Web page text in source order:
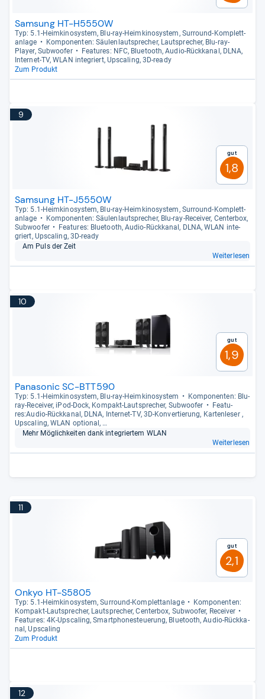
Samsung HT-H5550W
Typ: 5.1-​Heim­ki­no­sys­tem, Blu-​ray-​Heim­ki­no­sys­tem, Sur­round-​Kom­plett­
an­lage
Kom­po­nen­ten: Säu­len­laut­spre­cher, Laut­spre­cher, Blu-​ray-​
Player, Sub­woofer
Fea­tu­res: NFC, Blue­tooth, Audio-​Rück­ka­nal, DLNA,
Inter­net-​TV, WLAN inte­griert, Ups­ca­ling, 3D-​ready
Zum Produkt
9
Gut
1,8
Samsung HT-J5550W
Typ: 5.1-​Heim­ki­no­sys­tem, Blu-​ray-​Heim­ki­no­sys­tem, Sur­round-​Kom­plett­
an­lage
Kom­po­nen­ten: Säu­len­laut­spre­cher, Blu-​ray-​Recei­ver, Cen­ter­box,
Sub­woofer
Fea­tu­res: Blue­tooth, Audio-​Rück­ka­nal, DLNA, WLAN inte­
griert, Ups­ca­ling, 3D-​ready
Am Puls der Zeit
Weiterlesen
10
Gut
1,9
Panasonic SC-BTT590
Typ: 5.1-​Heim­ki­no­sys­tem, Blu-​ray-​Heim­ki­no­sys­tem
Kom­po­nen­ten: Blu-​
ray-​Recei­ver, iPod-​Dock, Kom­pakt-​Laut­spre­cher, Sub­woofer
Fea­tu­
res:Audio-​Rück­ka­nal, DLNA, Inter­net-​TV, 3D-​Kon­ver­tie­rung, Kar­ten­le­ser ,
Ups­ca­ling, WLAN optio­nal, …
Mehr Mög­lich­kei­ten dank inte­grier­tem WLAN
Weiterlesen
11
Gut
2,1
Onkyo HT-S5805
Typ: 5.1-​Heim­ki­no­sys­tem, Sur­round-​Kom­plett­an­lage
Kom­po­nen­ten:
Kom­pakt-​Laut­spre­cher, Laut­spre­cher, Cen­ter­box, Sub­woofer, Recei­ver
Fea­tu­res: 4K-​Ups­ca­ling, Smart­pho­ne­steue­rung, Blue­tooth, Audio-​Rück­ka­
nal, Ups­ca­ling
Zum Produkt
12